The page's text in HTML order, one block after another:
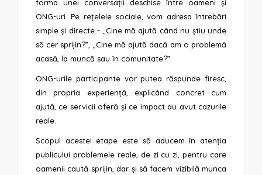
forma unei conversații deschise între oameni și
ONG-uri. Pe rețelele sociale, vom adresa întrebări
simple și directe - „Cine mă ajută când nu știu unde
să cer sprijin?”, „Cine mă ajută dacă am o problemă
acasă, la muncă sau în comunitate?”.
ONG-urile participante vor putea răspunde firesc,
din propria experiență, explicând concret cum
ajută, ce servicii oferă și ce impact au avut cazurile
reale.
Scopul acestei etape este să aducem în atenția
publicului problemele reale, de zi cu zi, pentru care
oamenii caută sprijin, dar și să facem vizibilă munca